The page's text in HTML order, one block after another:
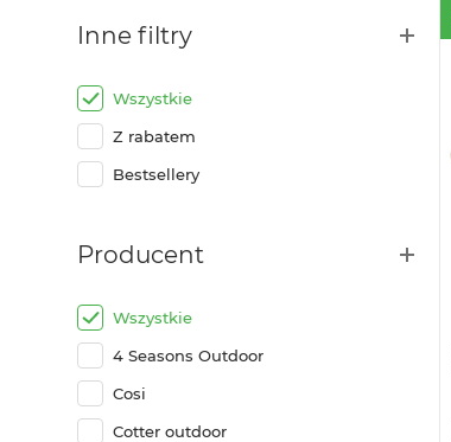
Inne filtry
Wszystkie
Z rabatem
Bestsellery
Producent
Wszystkie
4 Seasons Outdoor
Cosi
Cotter outdoor